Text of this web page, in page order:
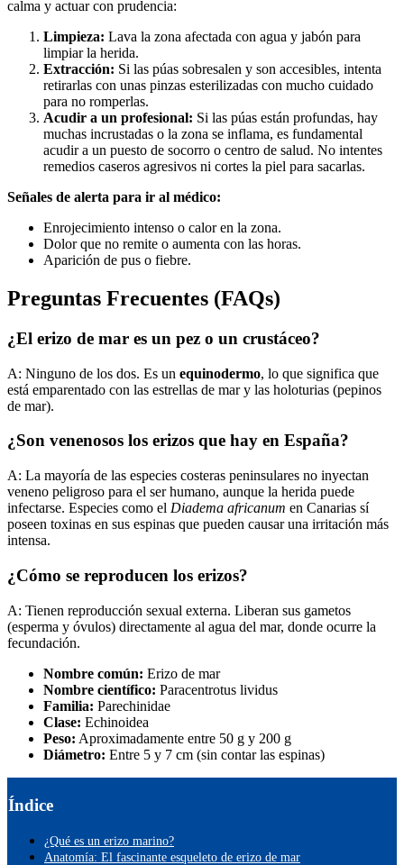
calma y actuar con prudencia:
Limpieza: Lava la zona afectada con agua y jabón para
limpiar la herida.
Extracción: Si las púas sobresalen y son accesibles, intenta
retirarlas con unas pinzas esterilizadas con mucho cuidado
para no romperlas.
Acudir a un profesional: Si las púas están profundas, hay
muchas incrustadas o la zona se inflama, es fundamental
acudir a un puesto de socorro o centro de salud. No intentes
remedios caseros agresivos ni cortes la piel para sacarlas.
Señales de alerta para ir al médico:
Enrojecimiento intenso o calor en la zona.
Dolor que no remite o aumenta con las horas.
Aparición de pus o fiebre.
Preguntas Frecuentes (FAQs)
¿El erizo de mar es un pez o un crustáceo?
A: Ninguno de los dos. Es un equinodermo, lo que significa que
está emparentado con las estrellas de mar y las holoturias (pepinos
de mar).
¿Son venenosos los erizos que hay en España?
A: La mayoría de las especies costeras peninsulares no inyectan
veneno peligroso para el ser humano, aunque la herida puede
infectarse. Especies como el Diadema africanum en Canarias sí
poseen toxinas en sus espinas que pueden causar una irritación más
intensa.
¿Cómo se reproducen los erizos?
A: Tienen reproducción sexual externa. Liberan sus gametos
(esperma y óvulos) directamente al agua del mar, donde ocurre la
fecundación.
Nombre común: Erizo de mar
Nombre científico: Paracentrotus lividus
Familia: Parechinidae
Clase: Echinoidea
Peso: Aproximadamente entre 50 g y 200 g
Diámetro: Entre 5 y 7 cm (sin contar las espinas)
Índice
¿Qué es un erizo marino?
Anatomía: El fascinante esqueleto de erizo de mar